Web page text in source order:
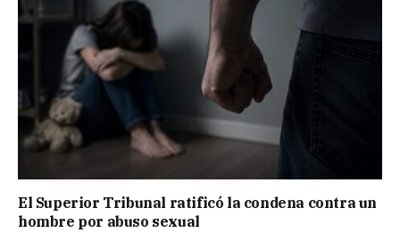
El Superior Tribunal ratificó la condena contra un
hombre por abuso sexual